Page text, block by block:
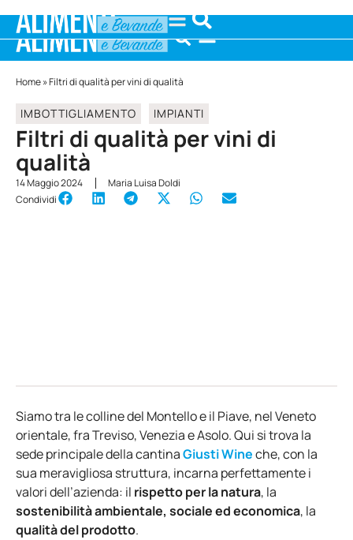
Home»Filtri di qualità per vini di qualità
IMBOTTIGLIAMENTO IMPIANTI
Filtri di qualità per vini di
qualità
14 Maggio 2024
Maria Luisa Doldi
Condividi
Siamo tra le colline del Montello e il Piave, nel Veneto
orientale, fra Treviso, Venezia e Asolo. Qui si trova la
sede principale della cantinaGiusti Wineche, con la
sua meravigliosa struttura, incarna perfettamente i
valori dell’azienda: il rispetto per la natura, la
sostenibilità ambientale, sociale ed economica, la
qualità del prodotto.